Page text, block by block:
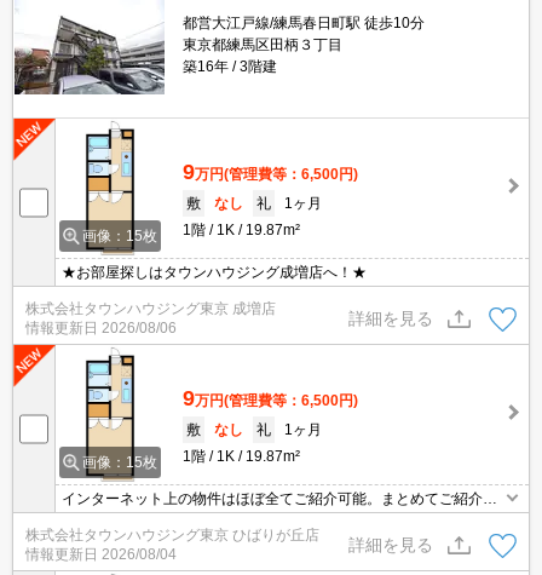
都営大江戸線/練馬春日町駅 徒歩10分
東京都練馬区田柄３丁目
築16年
3階建
画像：15枚
9万円(管理費等：6,500円)
敷
なし 礼
1ヶ月
1階
1K 19.87m²
★お部屋探しはタウンハウジング成増店へ！★
株式会社タウンハウジング東京 成増店
情報更新日 2026/08/06
詳細を見る
画像：15枚
9万円(管理費等：6,500円)
敷
なし 礼
1ヶ月
1階
1K 19.87m²
インターネット上の物件はほぼ全てご紹介可能。まとめてご紹介致
します。お気軽にお問合せください。お部屋探しは情報量地域ナン
バー1のタウンハウジングまで。
株式会社タウンハウジング東京 ひばりが丘店
情報更新日 2026/08/04
詳細を見る